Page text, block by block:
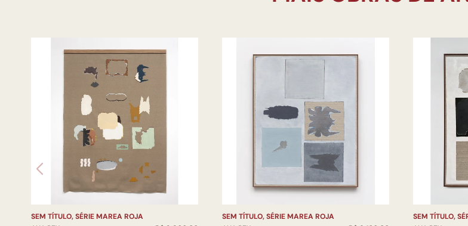
SEM TÍTULO, SÉRIE MAREA ROJA
SEM TÍTULO, SÉRIE MAREA ROJA
SEM TÍTULO,